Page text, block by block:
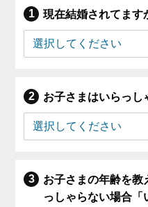
現在結婚されてます
お子さまはいらっし
お子さまの年齢を教
っしゃらない場合「